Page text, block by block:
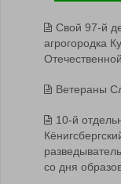
Свой 97-й
агрогородка
Ветераны
10-й
со дня